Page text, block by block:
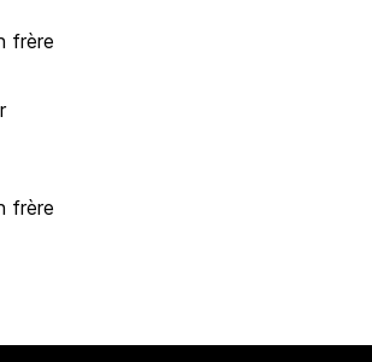
frère
frère